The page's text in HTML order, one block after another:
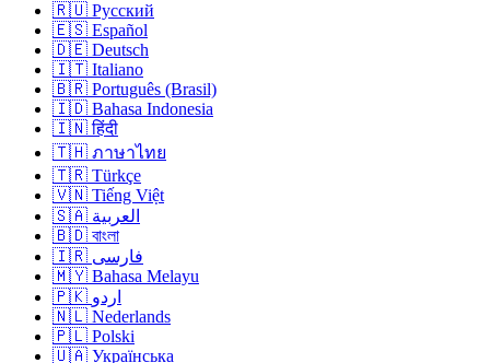
🇷🇺 Русский
🇪🇸 Español
🇩🇪 Deutsch
🇮🇹 Italiano
🇧🇷 Português (Brasil)
🇮🇩 Bahasa Indonesia
🇮🇳 हिंदी
🇹🇭 ภาษาไทย
🇹🇷 Türkçe
🇻🇳 Tiếng Việt
🇸🇦 العربية
🇧🇩 বাংলা
🇮🇷 فارسی
🇲🇾 Bahasa Melayu
🇵🇰 اردو
🇳🇱 Nederlands
🇵🇱 Polski
🇺🇦 Українська